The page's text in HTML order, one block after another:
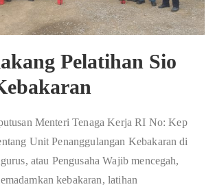
Pelatihan Sio
Menteri Tenaga Kerja RI No: Kep
Unit Penanggulangan Kebakaran di
atau Pengusaha Wajib mencegah,
kebakaran, latihan